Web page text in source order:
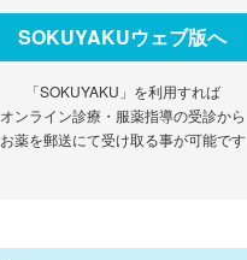
SOKUYAKUウェブ版へ
「SOKUYAKU」を利用すれば
オンライン診療・服薬指導の受診から
お薬を郵送にて受け取る事が可能です